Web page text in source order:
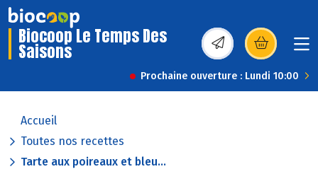
Biocoop Le Temps Des
Saisons (s’ouvre dans une
Prochaine ouverture : Lundi 10:00
Accueil
Toutes nos recettes
Tarte aux poireaux et bleu...